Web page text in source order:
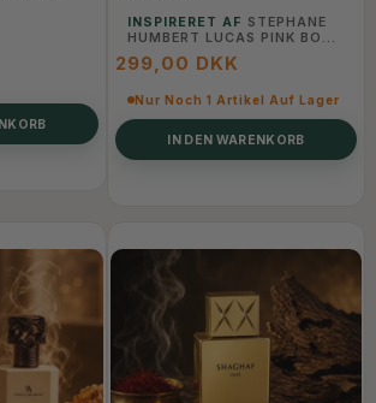
INSPIRERET AF STEPHANE
HUMBERT LUCAS PINK BOA -
UNISEX
299,00 DKK
Nur Noch 1 Artikel Auf Lager
IN DEN WARENKORB